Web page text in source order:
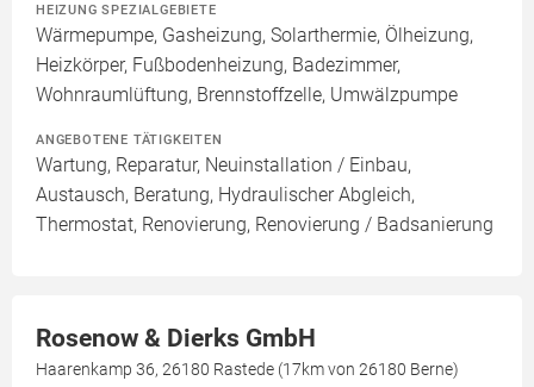
HEIZUNG SPEZIALGEBIETE
Wärmepumpe, Gasheizung, Solarthermie, Ölheizung,
Heizkörper, Fußbodenheizung, Badezimmer,
Wohnraumlüftung, Brennstoffzelle, Umwälzpumpe
ANGEBOTENE TÄTIGKEITEN
Wartung, Reparatur, Neuinstallation / Einbau,
Austausch, Beratung, Hydraulischer Abgleich,
Thermostat, Renovierung, Renovierung / Badsanierung
Rosenow & Dierks GmbH
Haarenkamp 36, 26180 Rastede (17km von 26180 Berne)